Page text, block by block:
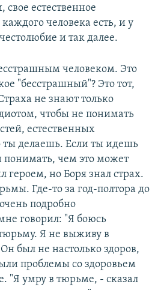
свое естественное
человека есть, и у
и так далее.
человеком. Это
"бесстрашный"? Это тот,
не знают только
чтобы не понимать
естественных
ты делаешь. Если ты идешь
чем это может
героем, но Боря знал страх.
Где-то за год-полтора до
подробно
говорил: "Я боюсь
Я не выживу в
был не настолько здоров,
проблемы со здоровьем
"Я умру в тюрьме, - сказал